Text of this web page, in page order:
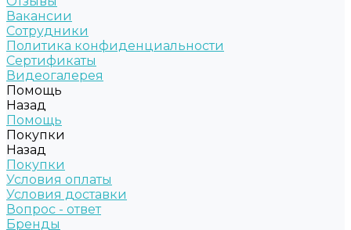
Вакансии
Сотрудники
Политика конфиденциальности
Сертификаты
Видеогалерея
Помощь
Назад
Помощь
Покупки
Назад
Покупки
Условия оплаты
Условия доставки
Вопрос - ответ
Бренды